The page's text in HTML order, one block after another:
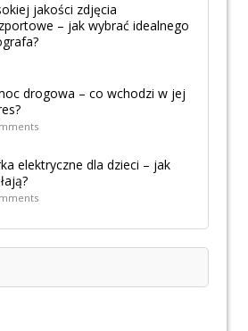
jakości zdjęcia
– jak wybrać idealnego
drogowa – co wchodzi w jej
elektryczne dla dzieci – jak